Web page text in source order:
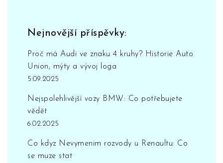
Nejnovější příspěvky:
Proč má Audi ve znaku 4 kruhy? Historie Auto
Union, mýty a vývoj loga
5.09.2025
Nejspolehlivější vozy BMW: Co potřebujete
vědět
6.02.2025
Co kdyz Nevymenim rozvody u Renaultu: Co
se muze stat